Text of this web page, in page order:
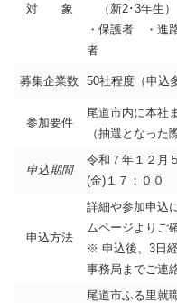
対 象
（新2･3年生）
・保護者 ・進
者
募集企業数 50社程度（申込
参加要件
尾道市内に本社
（抽選となった
申込期間
令和７年１２月
(金)１７：００
申込方法
詳細や参加申込
ムページよりご
※ 申込後、3日
事務局までご連
尾道市ふる里就